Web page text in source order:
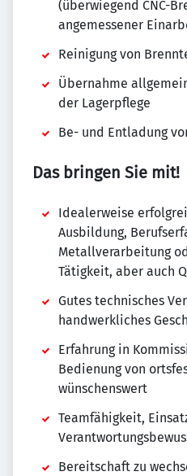
(überwiegend CNC-
angemessener
Reinigung von
Übernahme
der Lagerpflege
Be- und Entladung
Das bringen Sie mit!
Idealerweise
Ausbildung,
Metallverarbeitung
Tätigkeit, aber auch
Gutes technisches
handwerkliches
Erfahrung in
Bedienung von
wünschenswert
Teamfähigkeit,
Bereitschaft zu